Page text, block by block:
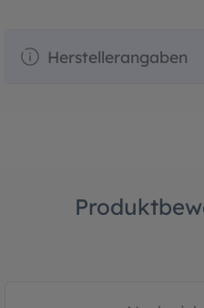
Herstellerangaben